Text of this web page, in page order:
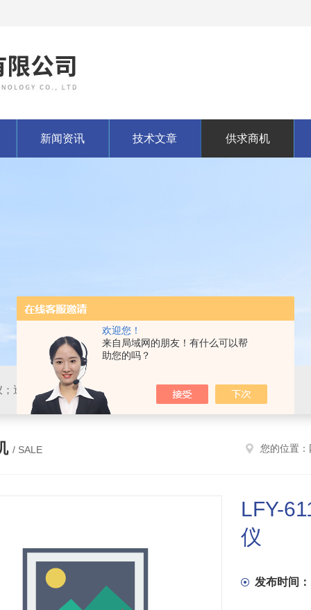
欢迎您！
来自局域网的朋友！有什么可以帮
助您的吗？
新闻资讯 技术文章 供求商机
透湿仪；静水压仪
/ SALE 您的位置：
LFY-
仪
发布时间：